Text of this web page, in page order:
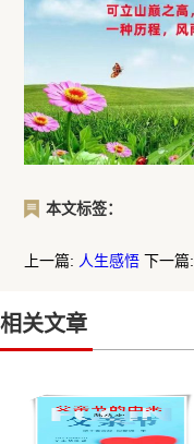
本文标签：
上一篇: 人生感悟 下一篇:
相关文章